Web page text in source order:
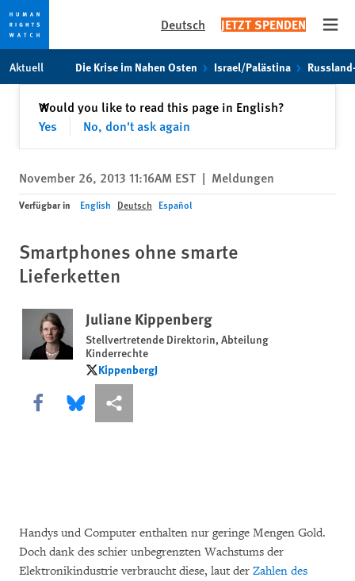
Skip
to
Skip
to
content
Deutsch JETZT SPENDEN
Aktuell Die Krise im Nahen Osten Israel/Palästina
Would you like to read this page in English?
Yes
No, don't ask again
✕Schließen
November 26, 2013 11:16AM EST | Meldungen
Verfügbar in English Deutsch Español
Smartphones ohne smarte
Lieferketten
Juliane Kippenberg
Stellvertretende Direktorin, Abteilung
Kinderrechte
KippenbergJ
KippenbergJ
Share this via Facebook
Share this via Bluesky
More sharing options
Handys und Computer enthalten nur geringe Mengen Gold.
Doch dank des schier unbegrenzten Wachstums der
Elektronikindustrie verbraucht diese, laut der Zahlen des